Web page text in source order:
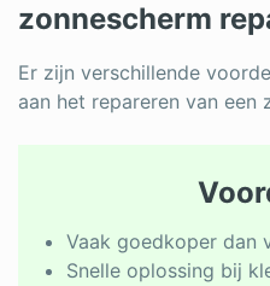
zonnescherm
Er zijn verschillende
aan het repareren van een
Vaak goedkoper dan
Snelle oplossing bij